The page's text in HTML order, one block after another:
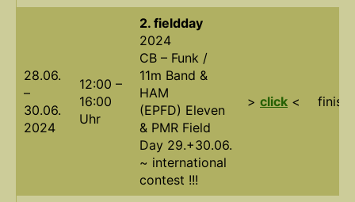
28.06.
–
30.06.
2024
12:00 –
16:00
Uhr
2. fieldday
2024
CB – Funk /
11m Band &
HAM
(EPFD) Eleven
& PMR Field
Day 29.+30.06.
~ international
contest !!!
> click < finish